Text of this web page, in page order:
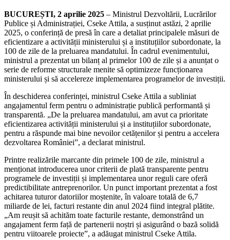
BUCUREȘTI, 2 aprilie 2025 – Ministrul Dezvoltării, Lucrărilor
Publice și Administrației, Cseke Attila, a susținut astăzi, 2 aprilie
2025, o conferință de presă în care a detaliat principalele măsuri de
eficientizare a activității ministerului și a instituțiilor subordonate, la
100 de zile de la preluarea mandatului. În cadrul evenimentului,
ministrul a prezentat un bilanț al primelor 100 de zile și a anunțat o
serie de reforme structurale menite să optimizeze funcționarea
ministerului și să accelereze implementarea programelor de investiții.
În deschiderea conferinței, ministrul Cseke Attila a subliniat
angajamentul ferm pentru o administrație publică performantă și
transparentă. „De la preluarea mandatului, am avut ca prioritate
eficientizarea activității ministerului și a instituțiilor subordonate,
pentru a răspunde mai bine nevoilor cetățenilor și pentru a accelera
dezvoltarea României”, a declarat ministrul.
Printre realizările marcante din primele 100 de zile, ministrul a
menționat introducerea unor criterii de plată transparente pentru
programele de investiții și implementarea unor reguli care oferă
predictibilitate antreprenorilor. Un punct important prezentat a fost
achitarea tuturor datoriilor moștenite, în valoare totală de 6,7
miliarde de lei, facturi restante din anul 2024 fiind integral plătite.
„Am reușit să achităm toate facturile restante, demonstrând un
angajament ferm față de partenerii noștri și asigurând o bază solidă
pentru viitoarele proiecte”, a adăugat ministrul Cseke Attila.